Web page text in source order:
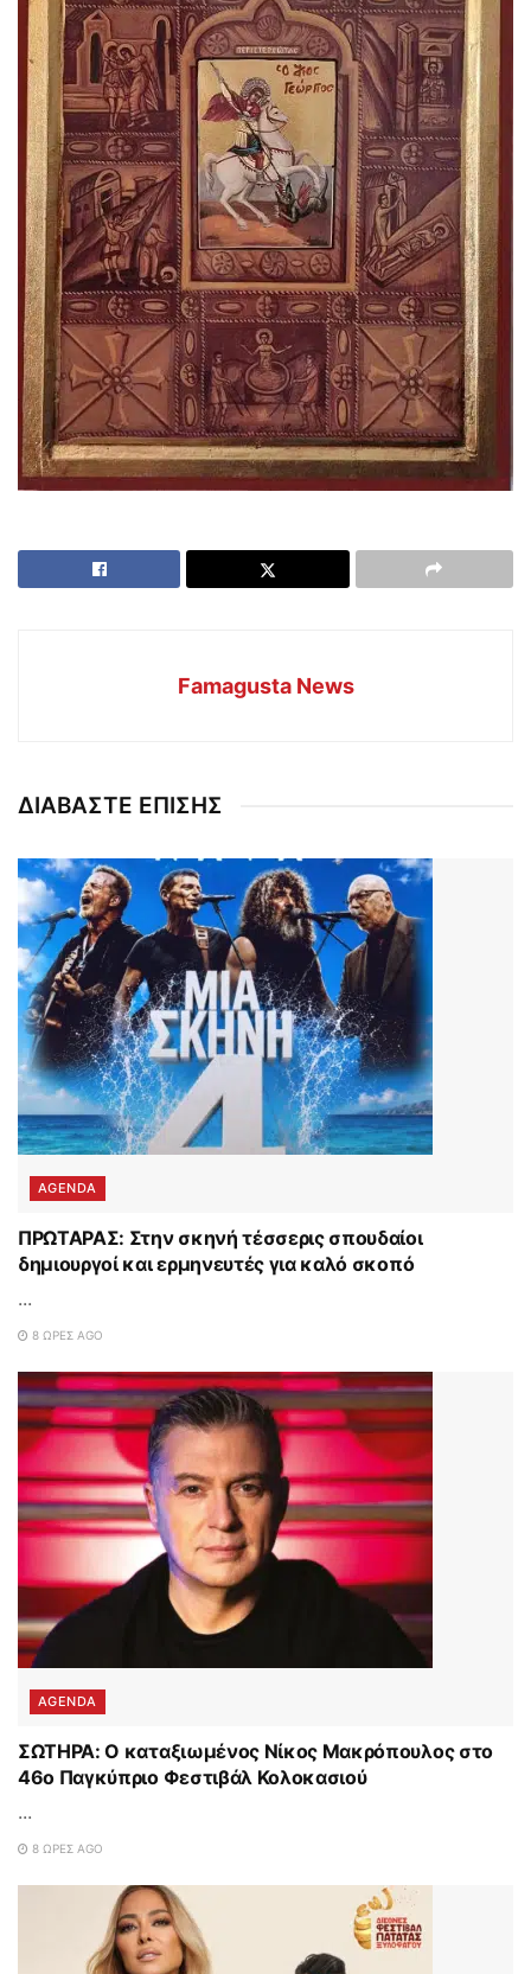
Famagusta News
ΔΙΑΒΑΣΤΕ ΕΠΙΣΗΣ
AGENDA
ΠΡΩΤΑΡΑΣ: Στην σκηνή τέσσερις σπουδαίοι
δημιουργοί και ερμηνευτές για καλό σκοπό
...
8 ΏΡΕΣ AGO
AGENDA
ΣΩΤΗΡΑ: Ο καταξιωμένος Νίκος Μακρόπουλος στο
46ο Παγκύπριο Φεστιβάλ Κολοκασιού
...
8 ΏΡΕΣ AGO